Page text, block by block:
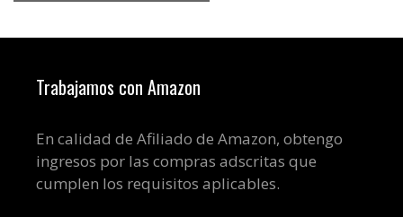
Trabajamos con Amazon
En calidad de Afiliado de Amazon, obtengo
ingresos por las compras adscritas que
cumplen los requisitos aplicables.